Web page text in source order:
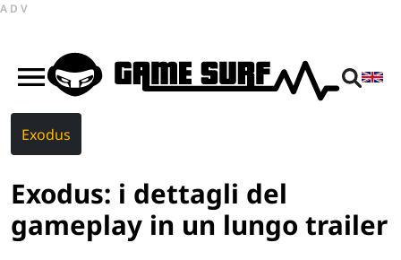
ADV
Exodus
Exodus: i dettagli del
gameplay in un lungo trailer